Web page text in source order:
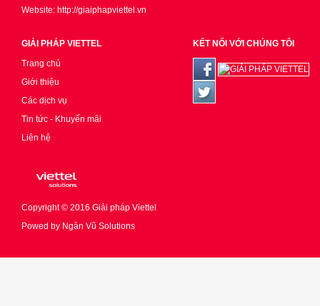
Website: http://giaiphapviettel.vn
GIẢI PHÁP VIETTEL
Trang chủ
Giới thiệu
Các dịch vụ
Tin tức - Khuyến mãi
Liên hệ
KẾT NỐI VỚI CHÚNG TÔI
Copyright © 2016 Giải pháp Viettel
Powed by Ngân Vũ Solutions